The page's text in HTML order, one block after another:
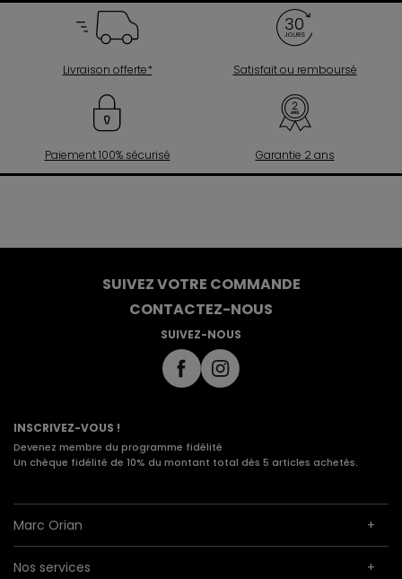
Livraison offerte* Satisfait ou remboursé
Paiement 100% sécurisé Garantie 2 ans
SUIVEZ VOTRE COMMANDE
CONTACTEZ-NOUS
SUIVEZ-NOUS
INSCRIVEZ-VOUS !
Devenez membre du programme fidélité
Un chèque fidélité de 10% du montant total dès 5 articles achetés.
Marc Orian
Nos services